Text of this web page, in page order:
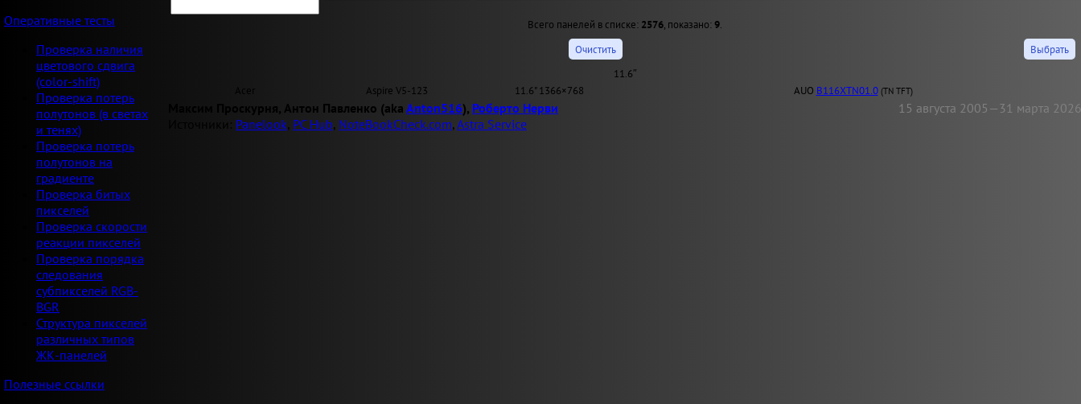
Оперативные тесты
Проверка наличия
цветового сдвига
(color-shift)
Проверка потерь
полутонов (в светах
и тенях)
Проверка потерь
полутонов на
градиенте
Проверка битых
пикселей
Проверка скорости
реакции пикселей
Проверка порядка
следования
субпикселей RGB-
BGR
Структура пикселей
различных типов
ЖК-панелей
Полезные ссылки
Всего панелей в списке: 2576, показано: 9.
11.6″
Aspire V5-123 11.6" 1366×768 AUO B116XTN01.0 (TN TFT)
15 августа 2005—31 марта 2026
Максим Проскурня, Антон Павленко (aka Anton516), Роберто Нерви
Panelook, PC Hub, NoteBookCheck.com, Astra Service